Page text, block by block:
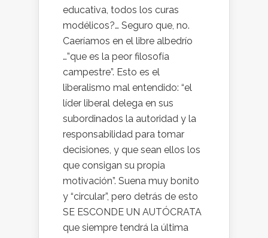
educativa, todos los curas
modélicos?… Seguro que, no.
Caeríamos en el libre albedrío
…”que es la peor filosofía
campestre”. Esto es el
liberalismo mal entendido: “el
líder liberal delega en sus
subordinados la autoridad y la
responsabilidad para tomar
decisiones, y que sean ellos los
que consigan su propia
motivación”. Suena muy bonito
y “circular”, pero detrás de esto
SE ESCONDE UN AUTÓCRATA
que siempre tendrá la última